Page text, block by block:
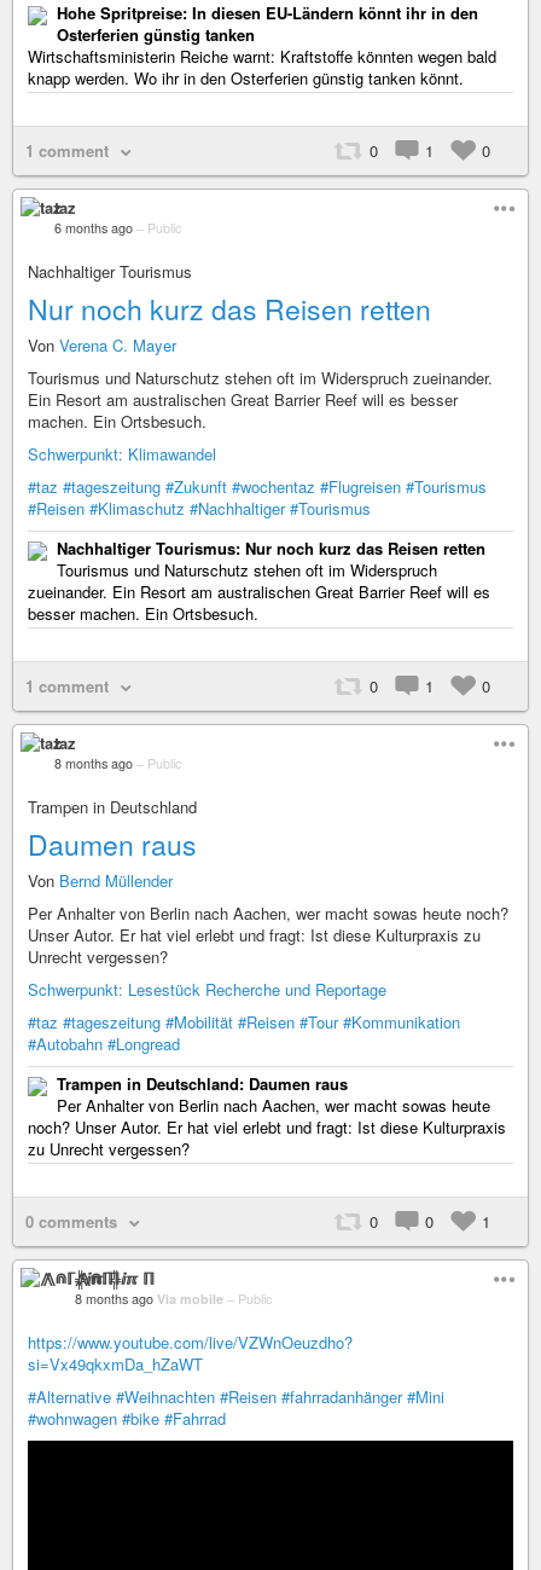
Hohe Spritpreise: In diesen EU-Ländern könnt ihr in den
Osterferien günstig tanken
Wirtschaftsministerin Reiche warnt: Kraftstoffe könnten wegen bald
knapp werden. Wo ihr in den Osterferien günstig tanken könnt.
1 comment 0 1 0
taz
6 months ago – Public
Nachhaltiger Tourismus
Nur noch kurz das Reisen retten
Von Verena C. Mayer
Tourismus und Naturschutz stehen oft im Widerspruch zueinander.
Ein Resort am australischen Great Barrier Reef will es besser
machen. Ein Ortsbesuch.
Schwerpunkt: Klimawandel
#taz #tageszeitung #Zukunft #wochentaz #Flugreisen #Tourismus
#Reisen #Klimaschutz #Nachhaltiger #Tourismus
Nachhaltiger Tourismus: Nur noch kurz das Reisen retten
Tourismus und Naturschutz stehen oft im Widerspruch
zueinander. Ein Resort am australischen Great Barrier Reef will es
besser machen. Ein Ortsbesuch.
1 comment 0 1 0
taz
8 months ago – Public
Trampen in Deutschland
Daumen raus
Von Bernd Müllender
Per Anhalter von Berlin nach Aachen, wer macht sowas heute noch?
Unser Autor. Er hat viel erlebt und fragt: Ist diese Kulturpraxis zu
Unrecht vergessen?
Schwerpunkt: Lesestück Recherche und Reportage
#taz #tageszeitung #Mobilität #Reisen #Tour #Kommunikation
#Autobahn #Longread
Trampen in Deutschland: Daumen raus
Per Anhalter von Berlin nach Aachen, wer macht sowas heute
noch? Unser Autor. Er hat viel erlebt und fragt: Ist diese Kulturpraxis
zu Unrecht vergessen?
0 comments 0 0 1
⨇⋒ℾ╬ⅈℼ ℿ
8 months ago Via mobile – Public
https://www.youtube.com/live/VZWnOeuzdho?
si=Vx49qkxmDa_hZaWT
#Alternative #Weihnachten #Reisen #fahrradanhänger #Mini
#wohnwagen #bike #Fahrrad